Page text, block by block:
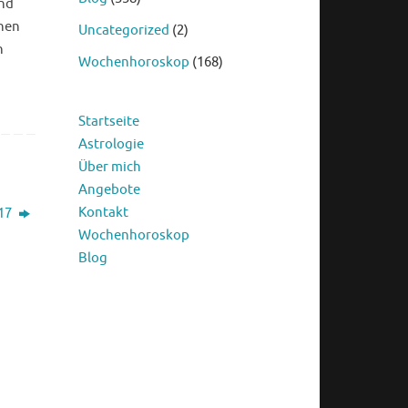
Uncategorized (2)
Wochenhoroskop (168)
Startseite
Astrologie
Über mich
Angebote
Kontakt
Wochenhoroskop
Blog